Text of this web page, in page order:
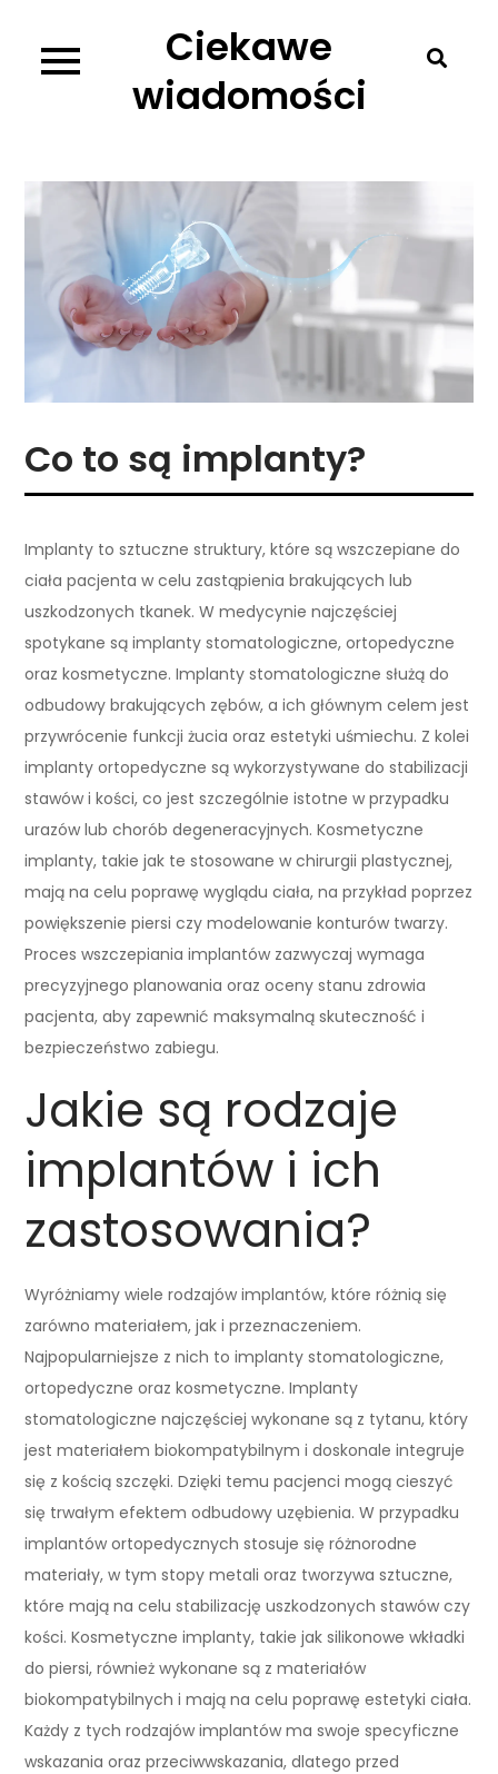
content
Ciekawe
wiadomości
Co to są implanty?
Implanty to sztuczne struktury, które są wszczepiane do
ciała pacjenta w celu zastąpienia brakujących lub
uszkodzonych tkanek. W medycynie najczęściej
spotykane są implanty stomatologiczne, ortopedyczne
oraz kosmetyczne. Implanty stomatologiczne służą do
odbudowy brakujących zębów, a ich głównym celem jest
przywrócenie funkcji żucia oraz estetyki uśmiechu. Z kolei
implanty ortopedyczne są wykorzystywane do stabilizacji
stawów i kości, co jest szczególnie istotne w przypadku
urazów lub chorób degeneracyjnych. Kosmetyczne
implanty, takie jak te stosowane w chirurgii plastycznej,
mają na celu poprawę wyglądu ciała, na przykład poprzez
powiększenie piersi czy modelowanie konturów twarzy.
Proces wszczepiania implantów zazwyczaj wymaga
precyzyjnego planowania oraz oceny stanu zdrowia
pacjenta, aby zapewnić maksymalną skuteczność i
bezpieczeństwo zabiegu.
Jakie są rodzaje
implantów i ich
zastosowania?
Wyróżniamy wiele rodzajów implantów, które różnią się
zarówno materiałem, jak i przeznaczeniem.
Najpopularniejsze z nich to implanty stomatologiczne,
ortopedyczne oraz kosmetyczne. Implanty
stomatologiczne najczęściej wykonane są z tytanu, który
jest materiałem biokompatybilnym i doskonale integruje
się z kością szczęki. Dzięki temu pacjenci mogą cieszyć
się trwałym efektem odbudowy uzębienia. W przypadku
implantów ortopedycznych stosuje się różnorodne
materiały, w tym stopy metali oraz tworzywa sztuczne,
które mają na celu stabilizację uszkodzonych stawów czy
kości. Kosmetyczne implanty, takie jak silikonowe wkładki
do piersi, również wykonane są z materiałów
biokompatybilnych i mają na celu poprawę estetyki ciała.
Każdy z tych rodzajów implantów ma swoje specyficzne
wskazania oraz przeciwwskazania, dlatego przed